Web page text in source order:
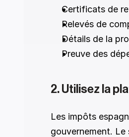
Certificats de
Relevés de
Détails de la
Preuve des
2. Utilisez la
Les impôts
gouvernement.